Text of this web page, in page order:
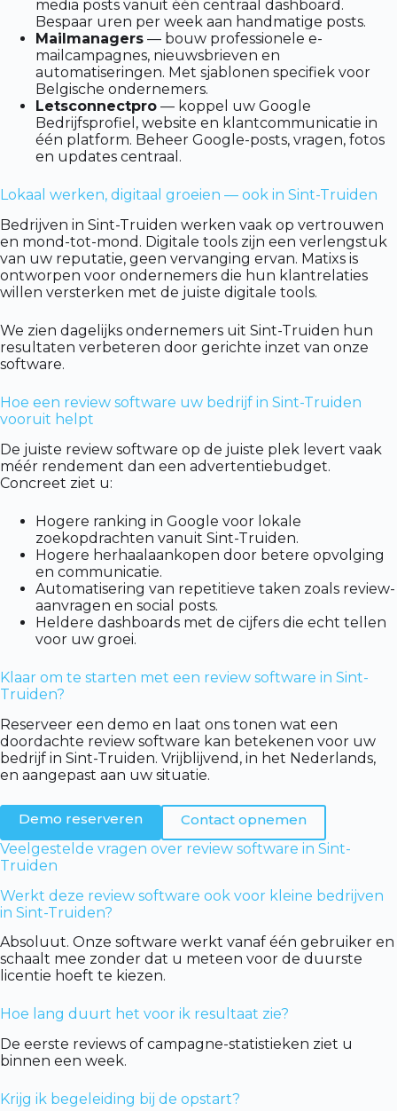
media posts vanuit één centraal dashboard.
Bespaar uren per week aan handmatige posts.
Mailmanagers — bouw professionele e-
mailcampagnes, nieuwsbrieven en
automatiseringen. Met sjablonen specifiek voor
Belgische ondernemers.
Letsconnectpro — koppel uw Google
Bedrijfsprofiel, website en klantcommunicatie in
één platform. Beheer Google-posts, vragen, fotos
en updates centraal.
Lokaal werken, digitaal groeien — ook in Sint-Truiden
Bedrijven in Sint-Truiden werken vaak op vertrouwen
en mond-tot-mond. Digitale tools zijn een verlengstuk
van uw reputatie, geen vervanging ervan. Matixs is
ontworpen voor ondernemers die hun klantrelaties
willen versterken met de juiste digitale tools.
We zien dagelijks ondernemers uit Sint-Truiden hun
resultaten verbeteren door gerichte inzet van onze
software.
Hoe een review software uw bedrijf in Sint-Truiden
vooruit helpt
De juiste review software op de juiste plek levert vaak
méér rendement dan een advertentiebudget.
Concreet ziet u:
Hogere ranking in Google voor lokale
zoekopdrachten vanuit Sint-Truiden.
Hogere herhaalaankopen door betere opvolging
en communicatie.
Automatisering van repetitieve taken zoals review-
aanvragen en social posts.
Heldere dashboards met de cijfers die echt tellen
voor uw groei.
Klaar om te starten met een review software in Sint-
Truiden?
Reserveer een demo en laat ons tonen wat een
doordachte review software kan betekenen voor uw
bedrijf in Sint-Truiden. Vrijblijvend, in het Nederlands,
en aangepast aan uw situatie.
Demo reserveren
Contact opnemen
Veelgestelde vragen over review software in Sint-
Truiden
Werkt deze review software ook voor kleine bedrijven
in Sint-Truiden?
Absoluut. Onze software werkt vanaf één gebruiker en
schaalt mee zonder dat u meteen voor de duurste
licentie hoeft te kiezen.
Hoe lang duurt het voor ik resultaat zie?
De eerste reviews of campagne-statistieken ziet u
binnen een week.
Krijg ik begeleiding bij de opstart?